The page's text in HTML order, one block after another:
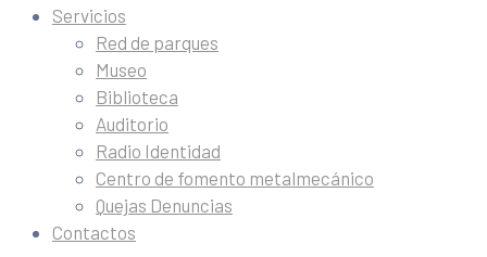
Servicios
Red de parques
Museo
Biblioteca
Auditorio
Radio Identidad
Centro de fomento metalmecánico
Quejas Denuncias
Contactos